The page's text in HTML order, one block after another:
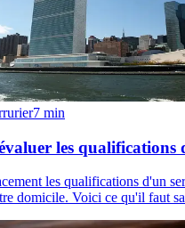
7 min
les
les qualifications d'un
domicile. Voici ce qu'il faut